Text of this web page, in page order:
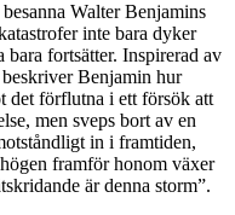
Walter Benjamins
inte bara dyker
bara fortsätter. Inspirerad av
Benjamin hur
det förflutna i ett försök att
men sveps bort av en
in i framtiden,
framför honom växer
är denna storm”.